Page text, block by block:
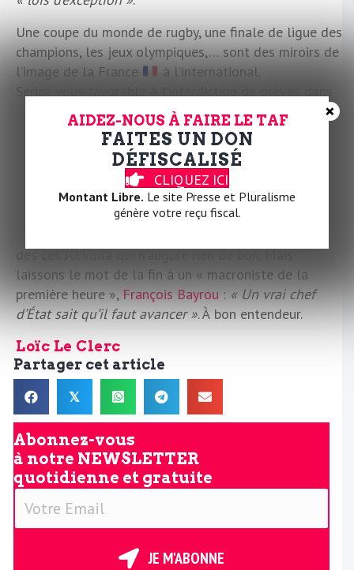
Une coupe du monde de rugby, une finale de ligue des
champions, les jeux olympiques,… sont des miroirs de
l’image de la France
à l’international.
Seriez-vous favorable à l’interdiction de grèves dans
les transports les veilles et jour J de ces grands
moments internationaux?
— KARL OLIVE Député (@KARLOLIVE)
Une nouvelle idée qui vient s’ajouter à
des ces JO. Voilà qui n’augure rien de bon. Mais
laissons le mot de la fin à un « macroniste de la
première heure »,François Bayrou:« Un vrai chef
d’État sait qu’il faut avancer ». À bon entendeur.
Loïc Le Clerc
Partager cet article
𝕏
Abonnez-vous
à notre NEWSLETTER
quotidienne et gratuite
V
JE M'ABONNE
AIDEZ-NOUS À FAIRE LE TAF
FAITES UN DON
DÉFISCALISÉ
CLIQUEZ ICI
Montant Libre. Le site Presse et Pluralisme
génère votre reçu fiscal.
×